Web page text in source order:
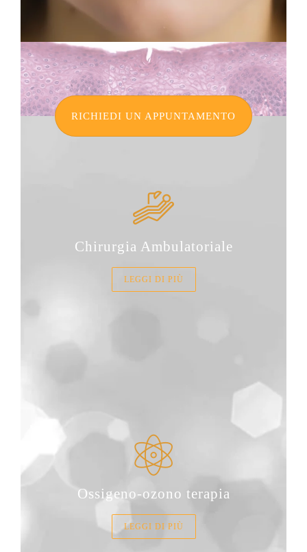
RICHIEDI UN APPUNTAMENTO
Chirurgia Ambulatoriale
LEGGI DI PIÙ
Ossigeno-ozono terapia
LEGGI DI PIÙ